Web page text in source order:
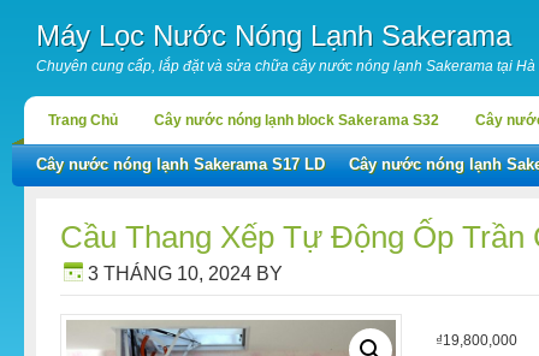
Máy Lọc Nước Nóng Lạnh Sakerama
Chuyên cung cấp, lắp đặt và sửa chữa cây nước nóng lạnh Sakerama tại Hà
Trang Chủ Cây nước nóng lạnh block Sakerama S32 Cây
Cây nước nóng lạnh Sakerama S17 LD Cây nước nóng lạnh
Cầu Thang Xếp Tự Động Ốp Trần
3 THÁNG 10, 2024 BY
₫19,800,000